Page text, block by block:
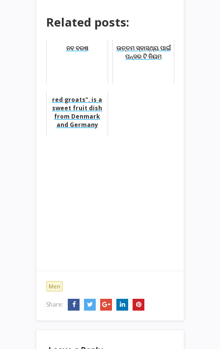
Related posts:
ନବ ବରଷ
ଉତ୍ତମ ସ୍ବାସ୍ଥ୍ୟ ପାଇଁ
ପନ୍ଦର ଟି ନିୟମ
red groats", is a
sweet fruit dish
from Denmark
and Germany
Men
Share: